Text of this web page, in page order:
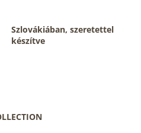
Szlovákiában, szeretettel
készítve